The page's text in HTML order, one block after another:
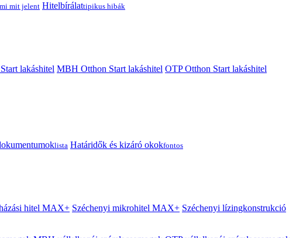
mi mit jelent Hitelbírálattipikus hibák
lakáshitel MBH Otthon Start lakáshitel OTP Otthon Start lakáshitel
lista Határidők és kizáró okokfontos
hitel MAX+ Széchenyi mikrohitel MAX+ Széchenyi lízingkonstrukció